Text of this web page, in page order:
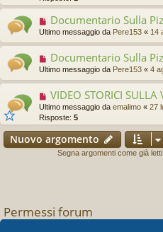
Documentario Sulla
Ultimo messaggio da Pere153 « 14
Documentario Sulla
Ultimo messaggio da Pere153 « 4
VIDEO STORICI SULLA
Ultimo messaggio da emalimo « 27
Risposte: 5
Nuovo argomento
Segna argomenti come già letti
Permessi forum